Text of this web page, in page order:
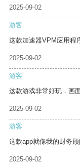
2025-09-02
游客
这款加速器VPM应用程
2025-09-02
游客
这款游戏非常好玩，画
2025-09-02
游客
这款app就像我的财务
2025-09-02